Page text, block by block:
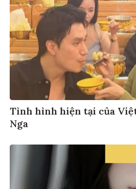
Tình hình hiện tại của
Nga